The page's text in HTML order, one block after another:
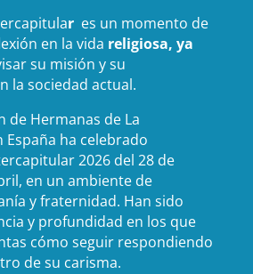
r es un momento de
en la vida religiosa, ya
su misión y su
la sociedad actual.
de Hermanas de La
España ha celebrado
2026 del 28 de
en un ambiente de
y fraternidad. Han sido
y profundidad en los que
cómo seguir respondiendo
de su carisma.